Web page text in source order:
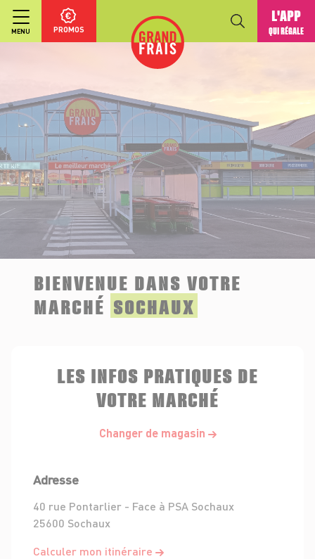
MENU PROMOS
L'APP
QUI RÉGALE
BIENVENUE DANS VOTRE
MARCHÉ SOCHAUX
LES INFOS PRATIQUES DE
VOTRE MARCHÉ
Changer de magasin
Adresse
40 rue Pontarlier - Face à PSA Sochaux
25600 Sochaux
Calculer mon itinéraire